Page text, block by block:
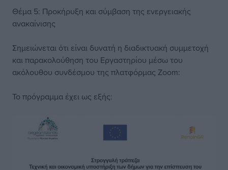
Θέμα 5: Προκήρυξη και σύμβαση της ενεργειακής
ανακαίνισης
Σημειώνεται ότι είναι δυνατή η διαδικτυακή συμμετοχή
και παρακολούθηση του Εργαστηρίου μέσω του
ακόλουθου συνδέσμου της πλατφόρμας Zoom:
Το πρόγραμμα έχει ως εξής: